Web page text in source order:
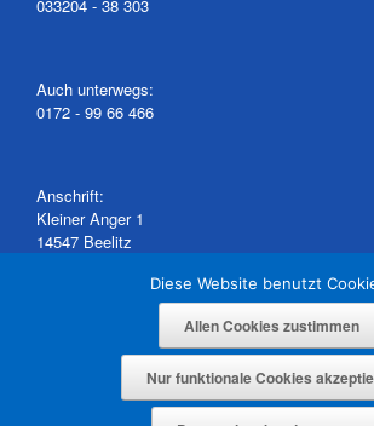
033204 - 38 303
Auch unterwegs:
0172 - 99 66 466
Anschrift:
Kleiner Anger 1
14547 Beelitz
info@michelke.de
Diese Website benutzt
Allen Cookies zustimmen
Nur funktionale Cookies